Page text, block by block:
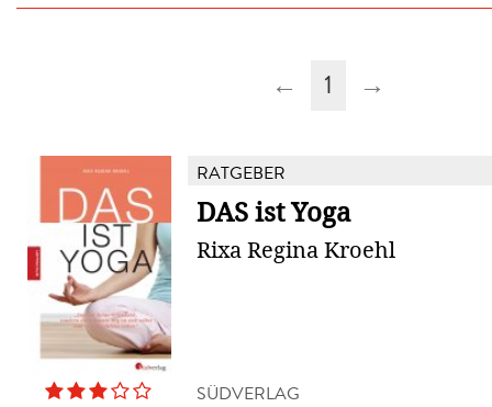
← 1 →
RATGEBER
DAS ist Yoga
Rixa Regina Kroehl
SÜDVERLAG